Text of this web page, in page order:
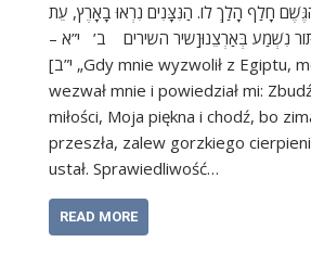
חָלַף הָלַךְ לוֹ. הַנִּצָּנִים נִרְאוּ בָאָרֶץ, עֵת
נִשְׁמַע בְּאַרְצֵנוּ[שיר השירים ב’ י”א –
י”ב] „Gdy mnie wyzwolił z Egiptu, mój Ukochany
wezwał mnie i powiedział mi:
miłości, Moja piękna i chodź, bo
przeszła, zalew gorzkiego
ustał. Sprawiedliwość…
READ MORE